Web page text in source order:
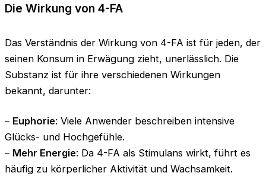
Die Wirkung von 4-FA
Das Verständnis der Wirkung von 4-FA ist für jeden, der
seinen Konsum in Erwägung zieht, unerlässlich. Die
Substanz ist für ihre verschiedenen Wirkungen
bekannt, darunter:
– Euphorie: Viele Anwender beschreiben intensive
Glücks- und Hochgefühle.
– Mehr Energie: Da 4-FA als Stimulans wirkt, führt es
häufig zu körperlicher Aktivität und Wachsamkeit.